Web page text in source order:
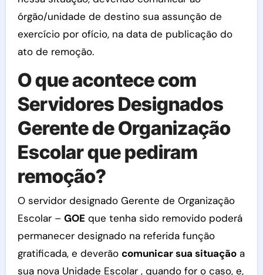
órgão/unidade de destino sua assunção de
exercício por ofício, na data de publicação do
ato de remoção.
O que acontece com
Servidores Designados
Gerente de Organização
Escolar que pediram
remoção?
O servidor designado Gerente de Organização
Escolar – GOE que tenha sido removido poderá
permanecer designado na referida função
gratificada, e deverão comunicar sua situaçãoa
sua nova Unidade Escolar , quando for o caso, e,